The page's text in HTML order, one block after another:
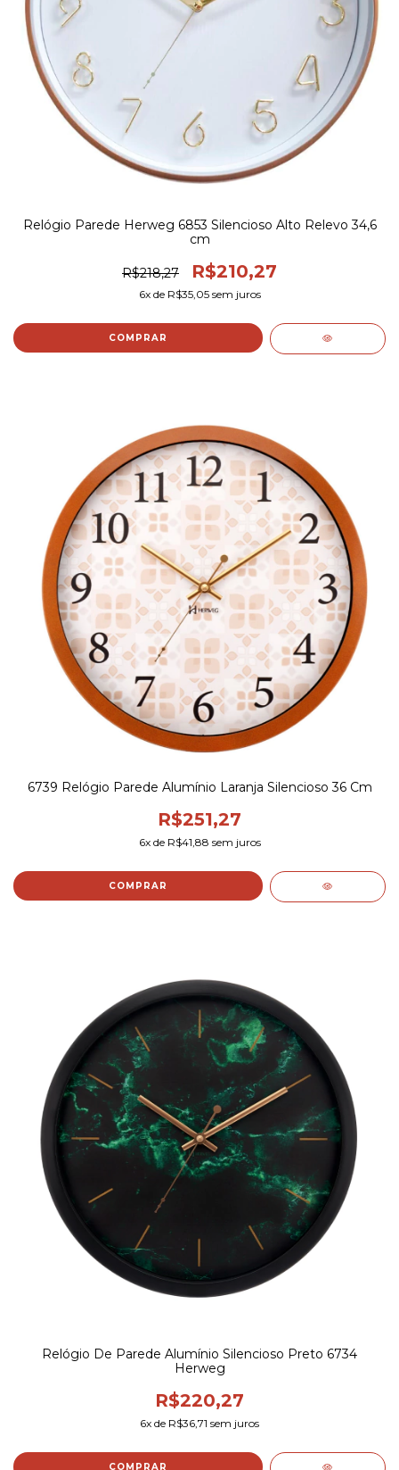
Relógio Parede Herweg 6853 Silencioso Alto Relevo 34,6
cm
R$218,27 R$210,27
6x de R$35,05sem juros
COMPRAR
6739 Relógio Parede Alumínio Laranja Silencioso 36 Cm
R$251,27
6x de R$41,88 sem juros
Relógio De Parede Alumínio Silencioso Preto 6734
Herweg
R$220,27
6x de R$36,71 sem juros